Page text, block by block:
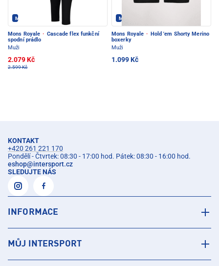
Mons Royale - PEC POD SNĚŽKOU
Mons Royale · Cascade flex funkční
spodní prádlo
Muži
2.079 Kč
2.599 Kč
Mons Royale - PEC POD SNĚŽKOU
Mons Royale ·
Hold 'em Shorty Merino
boxerky
Muži
1.099 Kč
KONTAKT
+420 261 221 170
Pondělí - Čtvrtek: 08:30 - 17:00 hod. Pátek: 08:30 - 16:00 hod.
eshop@intersport.cz
SLEDUJTE NÁS
INFORMACE
MŮJ INTERSPORT